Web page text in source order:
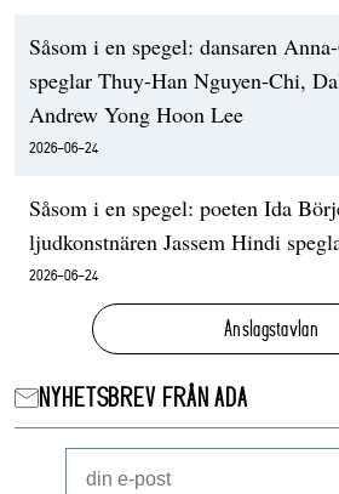
Såsom i en spegel: dansaren
speglar Thuy-Han Nguyen-Chi,
Andrew Yong Hoon Lee
2026-06-24
Såsom i en spegel: poeten Ida
ljudkonstnären Jassem Hindi
2026-06-24
Anslagstavlan
NYHETSBREV FRÅN ADA